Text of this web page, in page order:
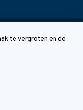
te vergroten en de